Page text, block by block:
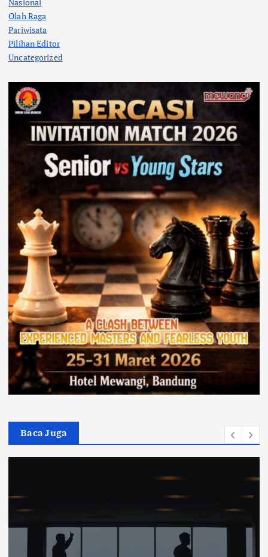
Olah Raga
Pariwisata
Pilihan Editor
Uncategorized
Baca Juga